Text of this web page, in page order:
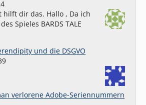
hilft dir das. Hallo , Da ich
Spieles BARDS TALE
und die DSGVO
verlorene Adobe-Seriennummern